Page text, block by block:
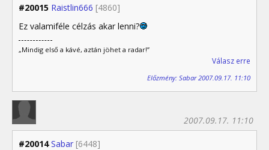
#20015 Raistlin666 [4860]
Ez valamiféle célzás akar lenni?
„Mindig első a kávé, aztán jöhet a radar!”
Válasz erre
Előzmény: Sabar 2007.09.17. 11:10
#20014 Sabar [6448]
2007.09.17. 11:10